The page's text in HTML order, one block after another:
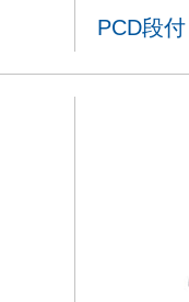
PCD段